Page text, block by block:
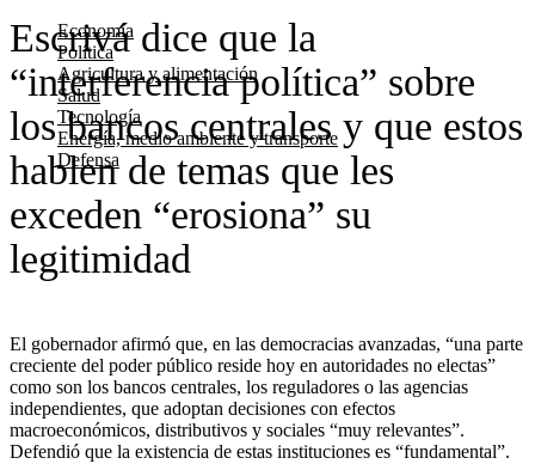
Economía
Política
Agricultura y alimentación
Salud
Tecnología
Energía, medio ambiente y transporte
Defensa
Escrivá dice que la
“interferencia política” sobre
los bancos centrales y que estos
hablen de temas que les
exceden “erosiona” su
legitimidad
El gobernador afirmó que, en las democracias avanzadas, “una parte
creciente del poder público reside hoy en autoridades no electas”
como son los bancos centrales, los reguladores o las agencias
independientes, que adoptan decisiones con efectos
macroeconómicos, distributivos y sociales “muy relevantes”.
Defendió que la existencia de estas instituciones es “fundamental”.